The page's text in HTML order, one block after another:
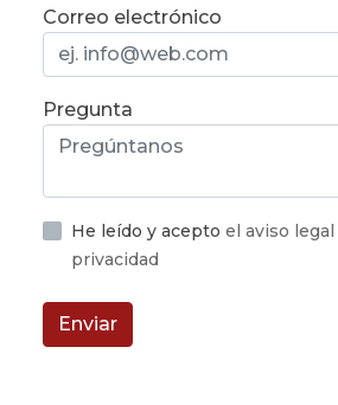
Correo electrónico
Pregunta
He leído y acepto el aviso legal
privacidad
Enviar